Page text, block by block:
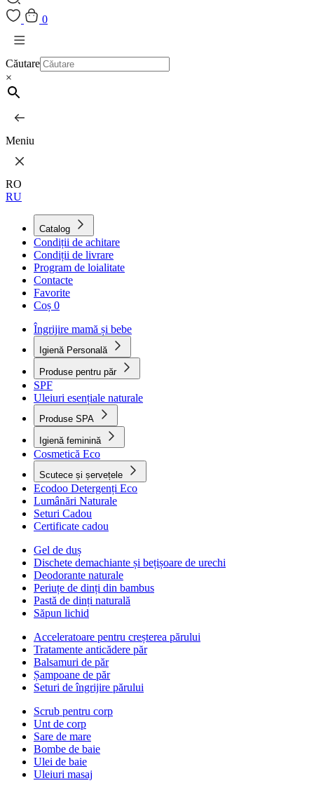
0
Căutare
×
Meniu
RO
RU
Catalog
Condiții de achitare
Condiții de livrare
Program de loialitate
Contacte
Favorite
Coș 0
Îngrijire mamă și bebe
Igienă Personală
Produse pentru păr
SPF
Uleiuri esențiale naturale
Produse SPA
Igienă feminină
Cosmetică Eco
Scutece și șervețele
Ecodoo Detergenți Eco
Lumânări Naturale
Seturi Cadou
Certificate cadou
Gel de duș
Dischete demachiante și bețișoare de urechi
Deodorante naturale
Periuțe de dinți din bambus
Pastă de dinți naturală
Săpun lichid
Acceleratoare pentru creșterea părului
Tratamente anticădere păr
Balsamuri de păr
Șampoane de păr
Seturi de îngrijire părului
Scrub pentru corp
Unt de corp
Sare de mare
Bombe de baie
Ulei de baie
Uleiuri masaj